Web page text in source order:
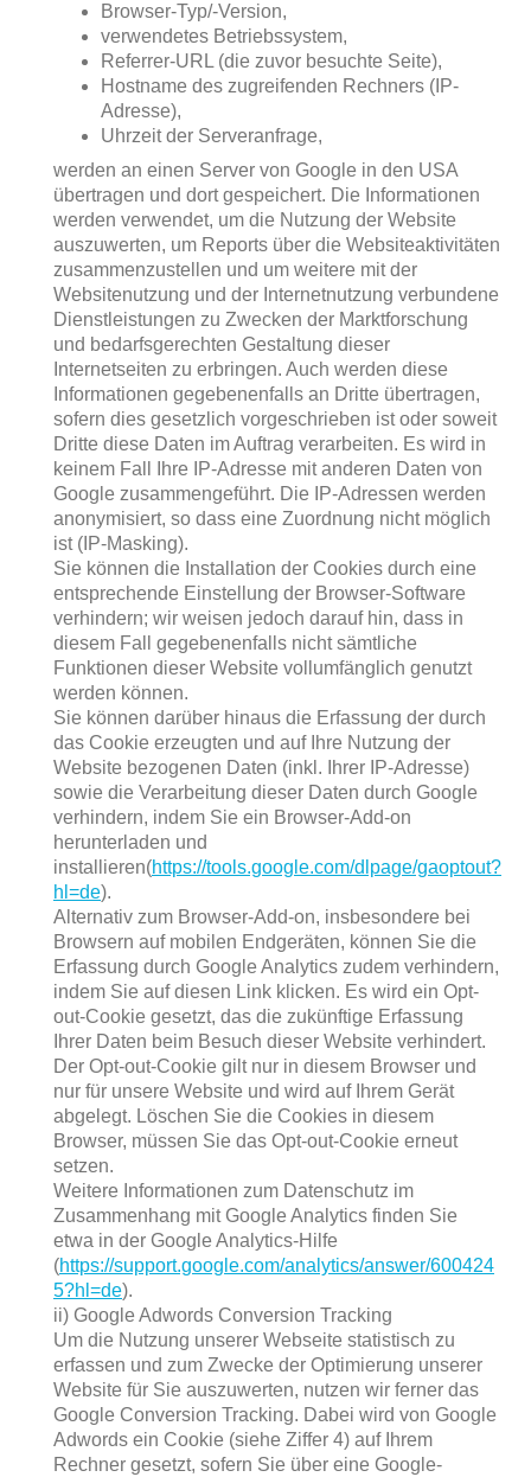
Browser-Typ/-Version,
verwendetes Betriebssystem,
Referrer-URL (die zuvor besuchte Seite),
Hostname des zugreifenden Rechners (IP-
Adresse),
Uhrzeit der Serveranfrage,
werden an einen Server von Google in den USA
übertragen und dort gespeichert. Die Informationen
werden verwendet, um die Nutzung der Website
auszuwerten, um Reports über die Websiteaktivitäten
zusammenzustellen und um weitere mit der
Websitenutzung und der Internetnutzung verbundene
Dienstleistungen zu Zwecken der Marktforschung
und bedarfsgerechten Gestaltung dieser
Internetseiten zu erbringen. Auch werden diese
Informationen gegebenenfalls an Dritte übertragen,
sofern dies gesetzlich vorgeschrieben ist oder soweit
Dritte diese Daten im Auftrag verarbeiten. Es wird in
keinem Fall Ihre IP-Adresse mit anderen Daten von
Google zusammengeführt. Die IP-Adressen werden
anonymisiert, so dass eine Zuordnung nicht möglich
ist (IP-Masking).
Sie können die Installation der Cookies durch eine
entsprechende Einstellung der Browser-Software
verhindern; wir weisen jedoch darauf hin, dass in
diesem Fall gegebenenfalls nicht sämtliche
Funktionen dieser Website vollumfänglich genutzt
werden können.
Sie können darüber hinaus die Erfassung der durch
das Cookie erzeugten und auf Ihre Nutzung der
Website bezogenen Daten (inkl. Ihrer IP-Adresse)
sowie die Verarbeitung dieser Daten durch Google
verhindern, indem Sie ein Browser-Add-on
herunterladen und
installieren(https://tools.google.com/dlpage/gaoptout?
hl=de).
Alternativ zum Browser-Add-on, insbesondere bei
Browsern auf mobilen Endgeräten, können Sie die
Erfassung durch Google Analytics zudem verhindern,
indem Sie auf diesen Link klicken. Es wird ein Opt-
out-Cookie gesetzt, das die zukünftige Erfassung
Ihrer Daten beim Besuch dieser Website verhindert.
Der Opt-out-Cookie gilt nur in diesem Browser und
nur für unsere Website und wird auf Ihrem Gerät
abgelegt. Löschen Sie die Cookies in diesem
Browser, müssen Sie das Opt-out-Cookie erneut
setzen.
Weitere Informationen zum Datenschutz im
Zusammenhang mit Google Analytics finden Sie
etwa in der Google Analytics-Hilfe
(https://support.google.com/analytics/answer/600424
5?hl=de).
ii) Google Adwords Conversion Tracking
Um die Nutzung unserer Webseite statistisch zu
erfassen und zum Zwecke der Optimierung unserer
Website für Sie auszuwerten, nutzen wir ferner das
Google Conversion Tracking. Dabei wird von Google
Adwords ein Cookie (siehe Ziffer 4) auf Ihrem
Rechner gesetzt, sofern Sie über eine Google-